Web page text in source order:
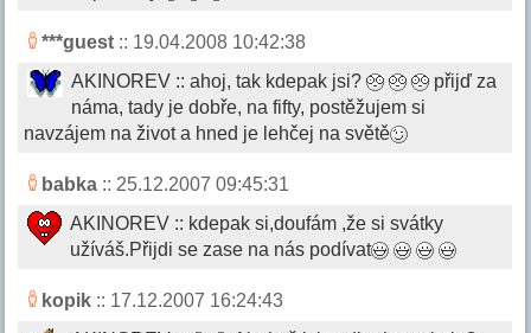
***guest :: 19.04.2008 10:42:38
AKINOREV :: ahoj, tak kdepak jsi?
přijď za
náma, tady je dobře, na fifty, postěžujem si
navzájem na život a hned je lehčej na světě
babka :: 25.12.2007 09:45:31
AKINOREV :: kdepak si,doufám ,že si svátky
užíváš.Přijdi se zase na nás podívat
kopik :: 17.12.2007 16:24:43